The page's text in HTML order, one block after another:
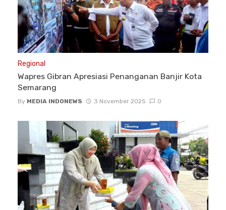
Regional
Wapres Gibran Apresiasi Penanganan Banjir Kota
Semarang
By MEDIA INDONEWS 3 November 2025 0